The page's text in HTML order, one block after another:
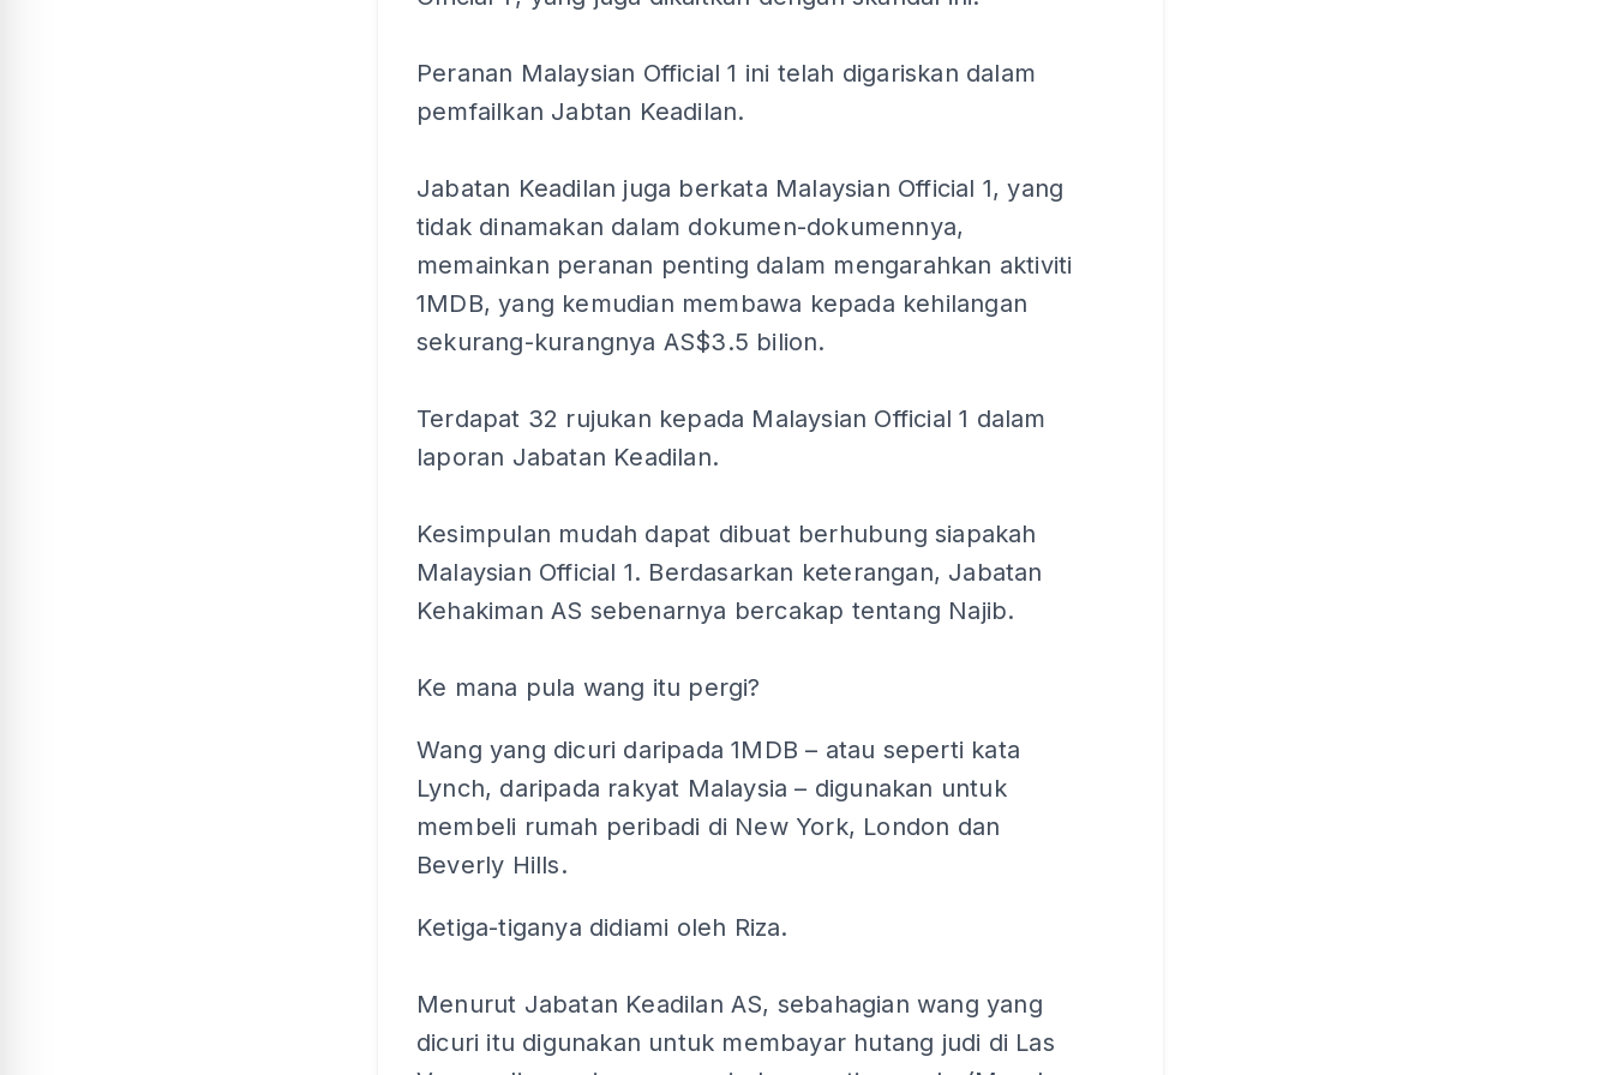
Peranan Malaysian Official 1 ini telah digariskan dalam
pemfailkan Jabtan Keadilan.
Jabatan Keadilan juga berkata Malaysian Official 1, yang
tidak dinamakan dalam dokumen-dokumennya,
memainkan peranan penting dalam mengarahkan aktiviti
1MDB, yang kemudian membawa kepada kehilangan
sekurang-kurangnya AS$3.5 bilion.
Terdapat 32 rujukan kepada Malaysian Official 1 dalam
laporan Jabatan Keadilan.
Kesimpulan mudah dapat dibuat berhubung siapakah
Malaysian Official 1. Berdasarkan keterangan, Jabatan
Kehakiman AS sebenarnya bercakap tentang Najib.
Ke mana pula wang itu pergi?
Wang yang dicuri daripada 1MDB – atau seperti kata
Lynch, daripada rakyat Malaysia – digunakan untuk
membeli rumah peribadi di New York, London dan
Beverly Hills.
Ketiga-tiganya didiami oleh Riza.
Menurut Jabatan Keadilan AS, sebahagian wang yang
dicuri itu digunakan untuk membayar hutang judi di Las